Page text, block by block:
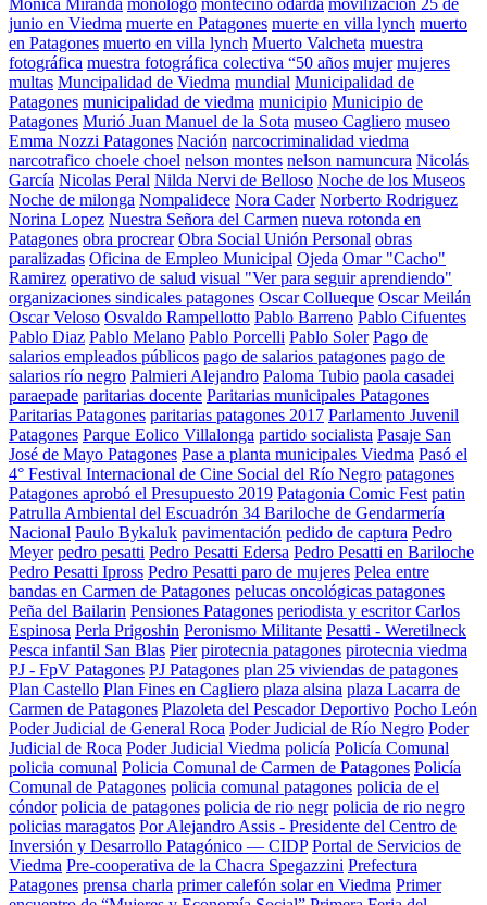
Mónica Miranda monólogo montecino odarda movilizacion 25 de
junio en Viedma muerte en Patagones muerte en villa lynch muerto
en Patagones muerto en villa lynch Muerto Valcheta muestra
fotográfica muestra fotográfica colectiva “50 años mujer mujeres
multas Muncipalidad de Viedma mundial Municipalidad de
Patagones municipalidad de viedma municipio Municipio de
Patagones Murió Juan Manuel de la Sota museo Cagliero museo
Emma Nozzi Patagones Nación narcocriminalidad viedma
narcotrafico choele choel nelson montes nelson namuncura Nicolás
García Nicolas Peral Nilda Nervi de Belloso Noche de los Museos
Noche de milonga Nompalidece Nora Cader Norberto Rodriguez
Norina Lopez Nuestra Señora del Carmen nueva rotonda en
Patagones obra procrear Obra Social Unión Personal obras
paralizadas Oficina de Empleo Municipal Ojeda Omar "Cacho"
Ramirez operativo de salud visual "Ver para seguir aprendiendo"
organizaciones sindicales patagones Oscar Collueque Oscar Meilán
Oscar Veloso Osvaldo Rampellotto Pablo Barreno Pablo Cifuentes
Pablo Diaz Pablo Melano Pablo Porcelli Pablo Soler Pago de
salarios empleados públicos pago de salarios patagones pago de
salarios río negro Palmieri Alejandro Paloma Tubio paola casadei
paraepade paritarias docente Paritarias municipales Patagones
Paritarias Patagones paritarias patagones 2017 Parlamento Juvenil
Patagones Parque Eolico Villalonga partido socialista Pasaje San
José de Mayo Patagones Pase a planta municipales Viedma Pasó el
4° Festival Internacional de Cine Social del Río Negro patagones
Patagones aprobó el Presupuesto 2019 Patagonia Comic Fest patin
Patrulla Ambiental del Escuadrón 34 Bariloche de Gendarmería
Nacional Paulo Bykaluk pavimentación pedido de captura Pedro
Meyer pedro pesatti Pedro Pesatti Edersa Pedro Pesatti en Bariloche
Pedro Pesatti Ipross Pedro Pesatti paro de mujeres Pelea entre
bandas en Carmen de Patagones pelucas oncológicas patagones
Peña del Bailarin Pensiones Patagones periodista y escritor Carlos
Espinosa Perla Prigoshin Peronismo Militante Pesatti - Weretilneck
Pesca infantil San Blas Pier pirotecnia patagones pirotecnia viedma
PJ - FpV Patagones PJ Patagones plan 25 viviendas de patagones
Plan Castello Plan Fines en Cagliero plaza alsina plaza Lacarra de
Carmen de Patagones Plazoleta del Pescador Deportivo Pocho León
Poder Judicial de General Roca Poder Judicial de Río Negro Poder
Judicial de Roca Poder Judicial Viedma policía Policía Comunal
policia comunal Policia Comunal de Carmen de Patagones Policía
Comunal de Patagones policia comunal patagones policia de el
cóndor policia de patagones policia de rio negr policia de rio negro
policias maragatos Por Alejandro Assis - Presidente del Centro de
Inversión y Desarrollo Patagónico — CIDP Portal de Servicios de
Viedma Pre-cooperativa de la Chacra Spegazzini Prefectura
Patagones prensa charla primer calefón solar en Viedma Primer